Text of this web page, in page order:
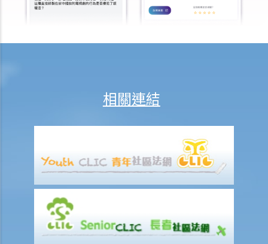
積金供款以抵銷部分遣散費或長期服務金？
1. 僱員於休息日期間應否享有薪酬？
4. 我每週從星期一到星期五工作， 星期六和星期日休息。如果法定假期
恰巧是星期六，僱主是否應該給另一天替代假期？
5. 僱員可以自願在休息日工作嗎？
6. 僱員於法定假期期間應否受薪？
7. 我可否以支付補貼工資之形式指令我的員工在法定假期期間工作？
8. 法定的年假和合約給予的年假有什麼分別？
相關連結